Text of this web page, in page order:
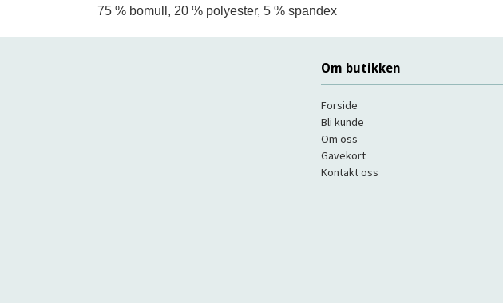
75 % bomull, 20 % polyester, 5 % spandex
Om butikken
Forside
Bli kunde
Om oss
Gavekort
Kontakt oss